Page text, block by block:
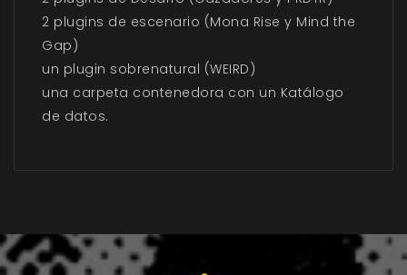
2 plugins de escenario (Mona Rise y Mind the
Gap)
un plugin sobrenatural (WEIRD)
una carpeta contenedora con un Katálogo
de datos.